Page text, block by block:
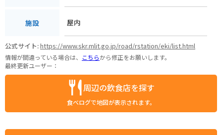
施設 屋内
公式サイト:https://www.skr.mlit.go.jp/road/rstation/eki/list.html
情報が間違っている場合は、 こちらから修正をお願いします。
最終更新ユーザー：
周辺の飲食店を探す
食べログで地図が表示されます。